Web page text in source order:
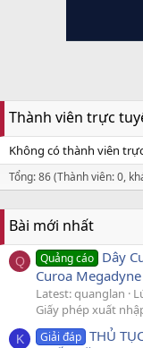
Thành viên trực
Không có thành viên
Tổng: 86 (Thành viên: 0,
Bài mới nhất
Q Quảng cáo Dây
Curoa Megadyne
Latest: quanglan
Giấy phép xuất
K Giải đáp THỦ